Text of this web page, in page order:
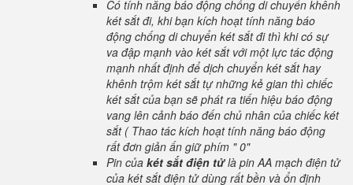
Có tính năng báo động chống di chuyển khênh
két sắt đi, khi bạn kích hoạt tính năng báo
động chống di chuyển két sắt đi thì khi có sự
va đập mạnh vào két sắt với một lực tác động
mạnh nhất định để dịch chuyển két sắt hay
khênh trộm két sắt tự những kẻ gian thì chiếc
két sắt của bạn sẽ phát ra tiến hiệu báo động
vang lên cảnh báo đến chủ nhân của chiếc két
sắt ( Thao tác kích hoạt tính năng báo động
rất đơn giản ấn giữ phím " 0"
Pin của két sắt điện tửlà pin AA mạch điện tử
của két sắt điện tử dùng rất bền và ổn định